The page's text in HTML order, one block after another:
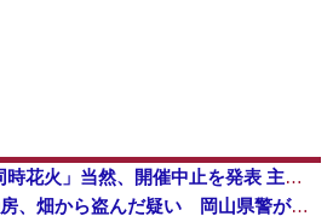
【速報】「琵琶湖三市同時花火」当然、開催中止を発表 主催「今後案内するので個別返信できません」返金明言なく今後ご案内で終わる
シャインマスカット200房、畑から盗んだ疑い 岡山県警が男を逮捕 倉敷市 [8/9]